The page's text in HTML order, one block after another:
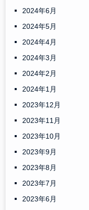
2024年6月
2024年5月
2024年4月
2024年3月
2024年2月
2024年1月
2023年12月
2023年11月
2023年10月
2023年9月
2023年8月
2023年7月
2023年6月